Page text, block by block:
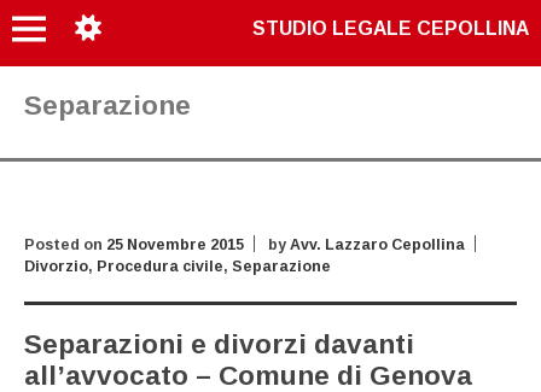
STUDIO LEGALE CEPOLLINA
Separazione
Posted on 25 Novembre 2015 by Avv. Lazzaro Cepollina
Divorzio, Procedura civile, Separazione
Separazioni e divorzi davanti
all’avvocato – Comune di Genova